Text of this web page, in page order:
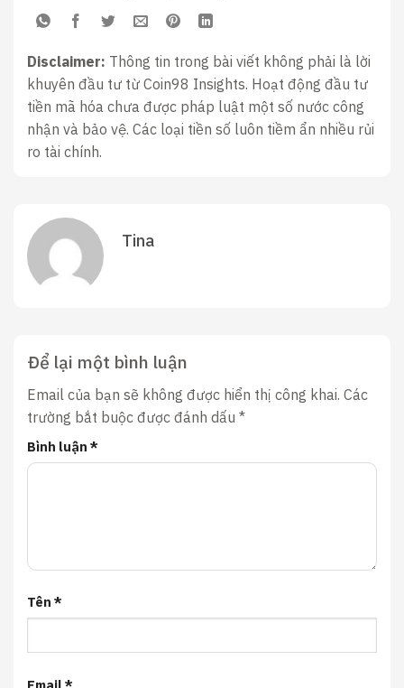
Disclaimer: Thông tin trong bài viết không phải là lời
khuyên đầu tư từ Coin98 Insights. Hoạt động đầu tư
tiền mã hóa chưa được pháp luật một số nước công
nhận và bảo vệ. Các loại tiền số luôn tiềm ẩn nhiều rủi
ro tài chính.
Tina
Để lại một bình luận
Email của bạn sẽ không được hiển thị công khai. Các
trường bắt buộc được đánh dấu *
Bình luận *
Tên *
Email *